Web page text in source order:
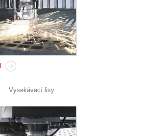
Vysekávací lisy